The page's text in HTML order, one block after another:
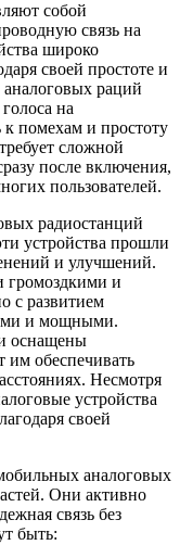
собой
связь на
широко
своей простоте и
раций
на
к помехам и простоту
сложной
после включения,
пользователей.
радиостанций
устройства прошли
и улучшений.
громоздкими и
с развитием
и мощными.
оснащены
им обеспечивать
Несмотря
устройства
своей
аналоговых
Они активно
связь без
быть: